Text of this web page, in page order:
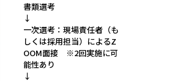
書類選考
↓
一次選考：現場責任者（も
しくは採用担当）によるZ
OOM面接 ※2回実施に可
能性あり
↓